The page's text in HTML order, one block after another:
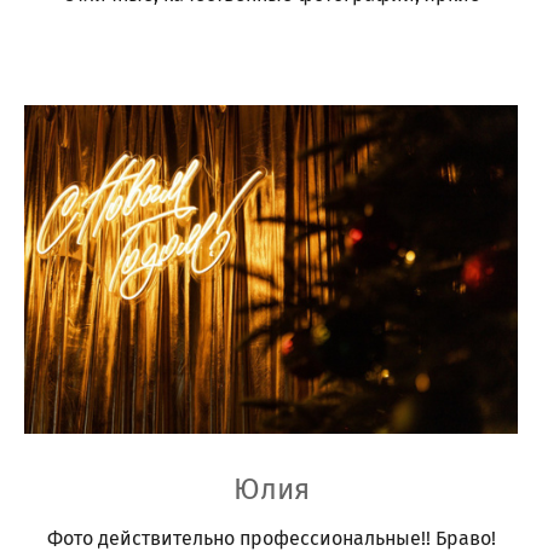
Юлия
Фото действительно профессиональные!! Браво!